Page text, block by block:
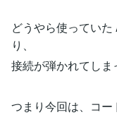
どうやら使ってい
り、
接続が弾かれてしま
つまり今回は、コ